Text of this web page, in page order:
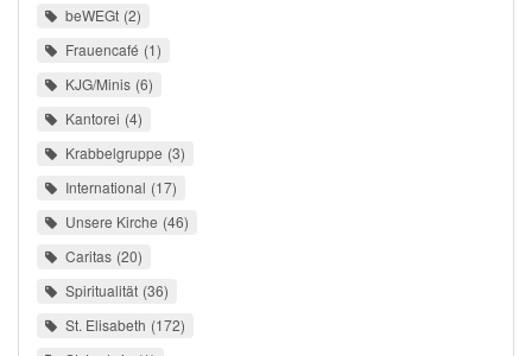
beWEGt 2
Frauencafé 1
KJG/Minis 6
Kantorei 4
Krabbelgruppe 3
International 17
Unsere Kirche 46
Caritas 20
Spiritualität 36
St. Elisabeth 172